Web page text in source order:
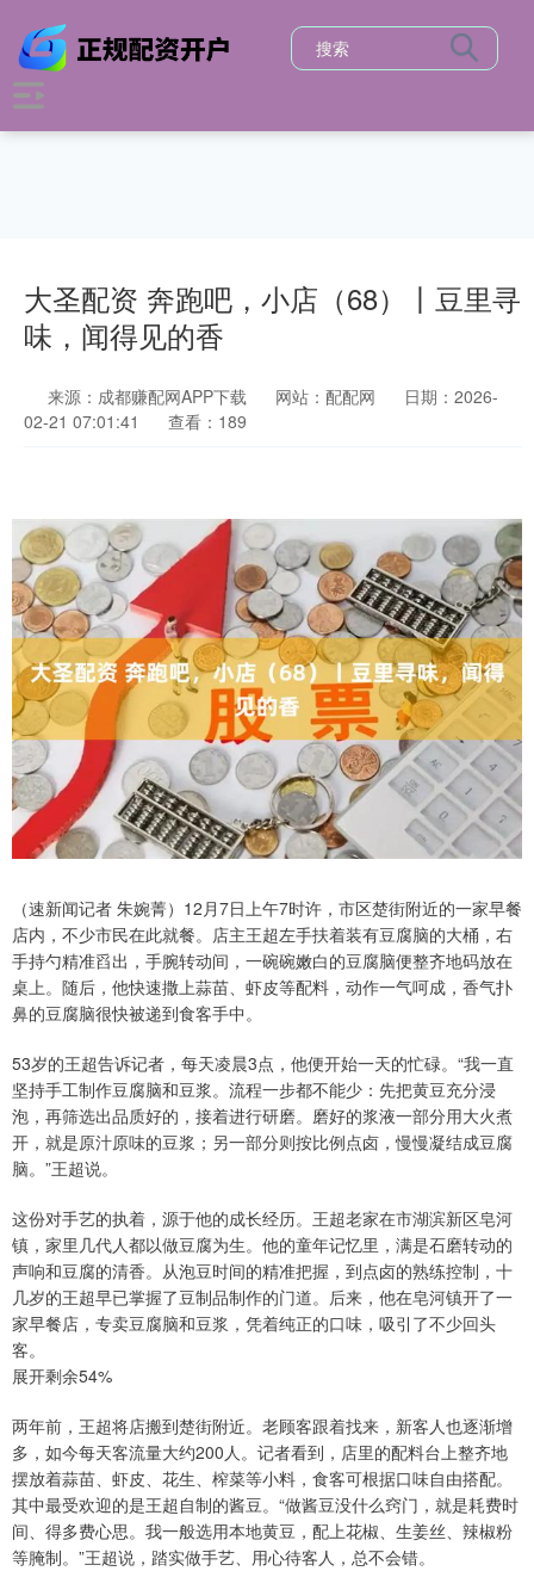
大圣配资 奔跑吧，小店（68）丨豆里寻
味，闻得见的香
来源：成都赚配网APP下载 网站：配配网
日期：2026-
02-21 07:01:41
查看：189
（速新闻记者 朱婉菁）12月7日上午7时许，市区楚街附近的一家早餐
店内，不少市民在此就餐。店主王超左手扶着装有豆腐脑的大桶，右
手持勺精准舀出，手腕转动间，一碗碗嫩白的豆腐脑便整齐地码放在
桌上。随后，他快速撒上蒜苗、虾皮等配料，动作一气呵成，香气扑
鼻的豆腐脑很快被递到食客手中。
53岁的王超告诉记者，每天凌晨3点，他便开始一天的忙碌。“我一直
坚持手工制作豆腐脑和豆浆。流程一步都不能少：先把黄豆充分浸
泡，再筛选出品质好的，接着进行研磨。磨好的浆液一部分用大火煮
开，就是原汁原味的豆浆；另一部分则按比例点卤，慢慢凝结成豆腐
脑。”王超说。
这份对手艺的执着，源于他的成长经历。王超老家在市湖滨新区皂河
镇，家里几代人都以做豆腐为生。他的童年记忆里，满是石磨转动的
声响和豆腐的清香。从泡豆时间的精准把握，到点卤的熟练控制，十
几岁的王超早已掌握了豆制品制作的门道。后来，他在皂河镇开了一
家早餐店，专卖豆腐脑和豆浆，凭着纯正的口味，吸引了不少回头
客。
展开剩余54%
两年前，王超将店搬到楚街附近。老顾客跟着找来，新客人也逐渐增
多，如今每天客流量大约200人。记者看到，店里的配料台上整齐地
摆放着蒜苗、虾皮、花生、榨菜等小料，食客可根据口味自由搭配。
其中最受欢迎的是王超自制的酱豆。“做酱豆没什么窍门，就是耗费时
间、得多费心思。我一般选用本地黄豆，配上花椒、生姜丝、辣椒粉
等腌制。”王超说，踏实做手艺、用心待客人，总不会错。